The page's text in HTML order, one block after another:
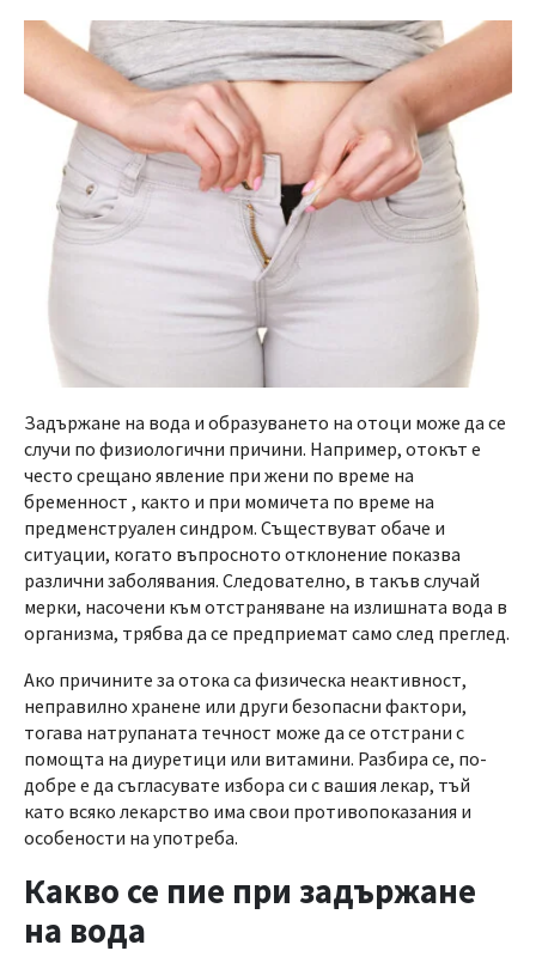
Задържане на вода и образуването на отоци може да се
случи по физиологични причини. Например, отокът е
често срещано явление при жени по време на
бременност , както и при момичета по време на
предменструален синдром. Съществуват обаче и
ситуации, когато въпросното отклонение показва
различни заболявания. Следователно, в такъв случай
мерки, насочени към отстраняване на излишната вода в
организма, трябва да се предприемат само след преглед.
Ако причините за отока са физическа неактивност,
неправилно хранене или други безопасни фактори,
тогава натрупаната течност може да се отстрани с
помощта на диуретици или витамини. Разбира се, по-
добре е да съгласувате избора си с вашия лекар, тъй
като всяко лекарство има свои противопоказания и
особености на употреба.
Какво се пие при задържане
на вода